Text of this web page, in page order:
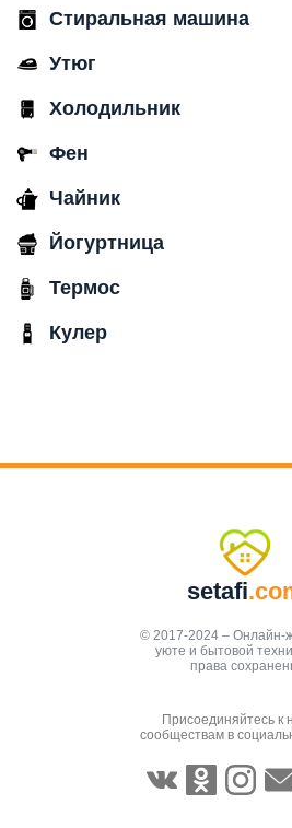
Стиральная машина
Утюг
Холодильник
Фен
Чайник
Йогуртница
Термос
Кулер
setafi
© 2017-2024 – Онлайн-
уюте и бытовой
права
Присоединяйтесь к
сообществам в